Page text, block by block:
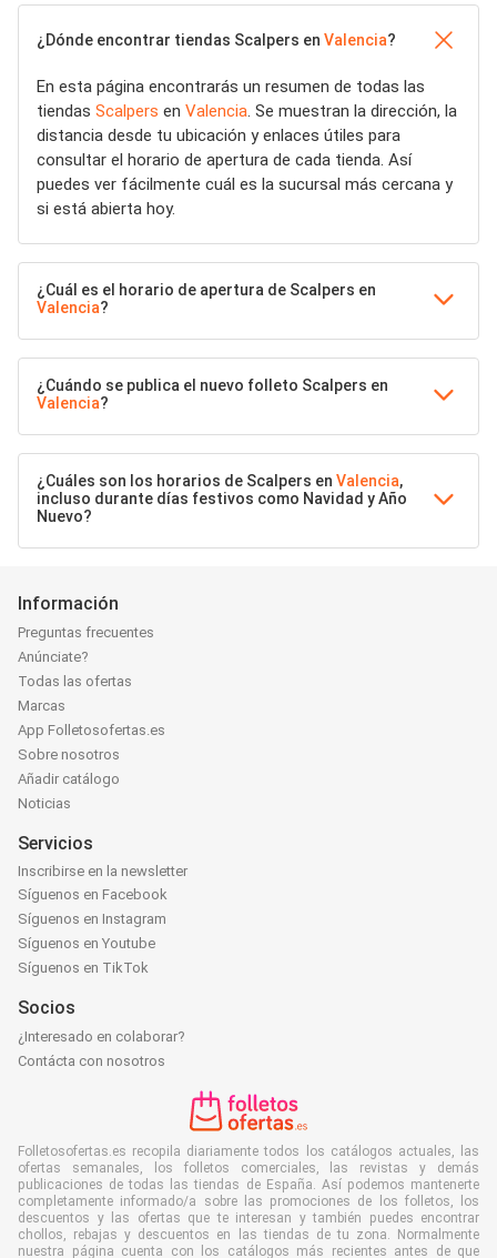
¿Dónde encontrar tiendas Scalpers en Valencia?
En esta página encontrarás un resumen de todas las
tiendas Scalpers en Valencia. Se muestran la dirección, la
distancia desde tu ubicación y enlaces útiles para
consultar el horario de apertura de cada tienda. Así
puedes ver fácilmente cuál es la sucursal más cercana y
si está abierta hoy.
¿Cuál es el horario de apertura de Scalpers en
Valencia?
¿Cuándo se publica el nuevo folleto Scalpers en
Valencia?
¿Cuáles son los horarios de Scalpers en Valencia,
incluso durante días festivos como Navidad y Año
Nuevo?
Información
Preguntas frecuentes
Anúnciate?
Todas las ofertas
Marcas
App Folletosofertas.es
Sobre nosotros
Añadir catálogo
Noticias
Servicios
Inscribirse en la newsletter
Síguenos en Facebook
Síguenos en Instagram
Síguenos en Youtube
Síguenos en TikTok
Socios
¿Interesado en colaborar?
Contácta con nosotros
Folletosofertas.es recopila diariamente todos los catálogos actuales, las
ofertas semanales, los folletos comerciales, las revistas y demás
publicaciones de todas las tiendas de España. Así podemos mantenerte
completamente informado/a sobre las promociones de los folletos, los
descuentos y las ofertas que te interesan y también puedes encontrar
chollos, rebajas y descuentos en las tiendas de tu zona. Normalmente
nuestra página cuenta con los catálogos más recientes antes de que